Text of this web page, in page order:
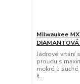
Milwaukee MX
Jádrové vrtání
proudu s
mokré a
š...